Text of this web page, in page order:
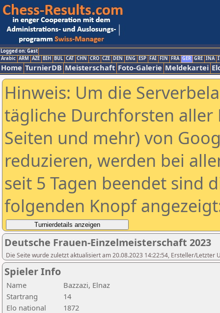
Logged on: Gast
Arabic ARM AZE BIH BUL CAT CHN CRO CZE DEN ENG ESP FAI FIN FRA GER GRE INA
Home TurnierDB Meisterschaft Foto-Galerie Meldekartei
Hinweis: Um die
tägliche Durchforsten aller
Seiten und mehr) von
reduzieren, werden bei
seit 5 Tagen beendet sind
folgenden Knopf
Deutsche Frauen-Einzelmeisterschaft 2023
Die Seite wurde zuletzt aktualisiert am 20.08.2023 14:22:54, Ersteller/Letzter
Spieler Info
Name
Bazzazi, Elnaz
Startrang
14
Elo national
1872